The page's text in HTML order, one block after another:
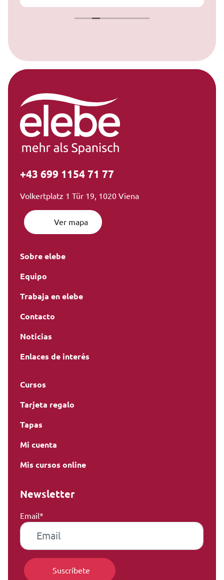
äußerst kompetent und motivierend.
Ich habe in diesem Jahr große
Ich kann die Schule von Herzen
+43 699 1154 71 77
Volkertplatz 1 Tür 19, 1020 Viena
Ver mapa
Sobre elebe
Equipo
Trabaja en elebe
Contacto
Noticias
Enlaces de interés
Cursos
Tarjeta regalo
Tapas
Mi cuenta
Mis cursos online
Newsletter
Email*